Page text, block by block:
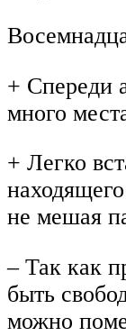
+ Спереди
много
+ Легко
не мешая
– Так как
быть
можно